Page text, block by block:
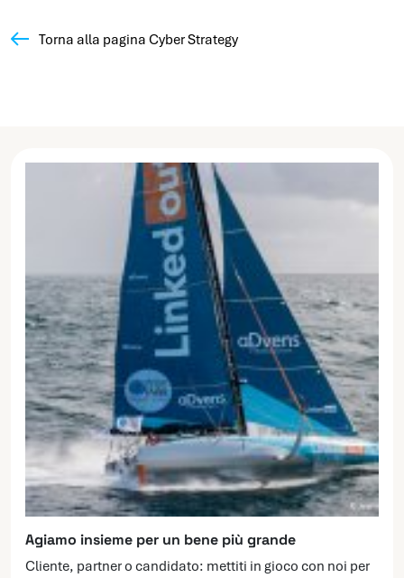
Torna alla pagina Cyber Strategy
Agiamo insieme per un bene più grande
Cliente, partner o candidato: mettiti in gioco con noi per